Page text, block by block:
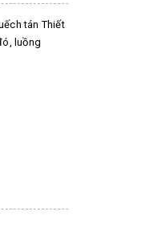
tán Thiết
luồng